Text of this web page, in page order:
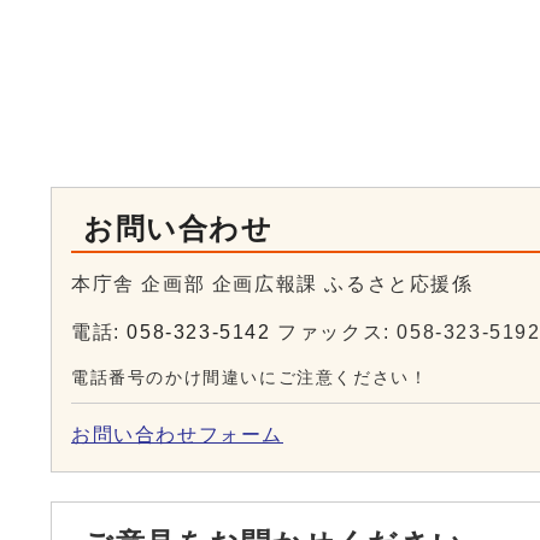
お問い合わせ
本庁舎 企画部 企画広報課 ふるさと応援係
電話:058-323-5142 ファックス: 058-323-5192
電話番号のかけ間違いにご注意ください！
お問い合わせフォーム